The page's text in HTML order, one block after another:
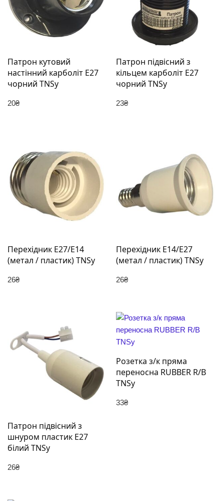
Патрон кутовий
настінний карболіт Е27
чорний TNSy
20₴
Патрон підвісний з
кільцем карболіт Е27
чорний TNSy
23₴
Перехідник Е27/Е14
(метал / пластик) TNSy
26₴
Перехідник Е14/E27
(метал / пластик) TNSy
26₴
Патрон підвісний з
шнуром пластик Е27
білий TNSy
26₴
Розетка з/к пряма
переносна RUBBER R/B
TNSy
33₴